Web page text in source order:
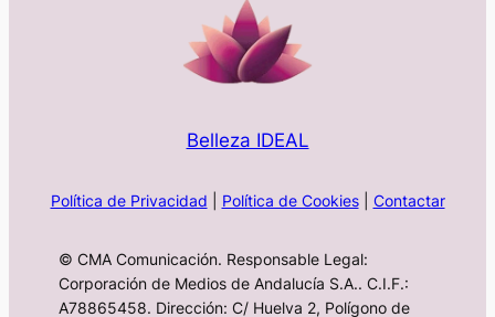
Belleza IDEAL
Política de Privacidad Política de Cookies| Contactar
© CMA Comunicación. Responsable Legal:
Corporación de Medios de Andalucía S.A.. C.I.F.:
A78865458. Dirección: C/ Huelva 2, Polígono de